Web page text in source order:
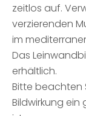
zeitlos auf.
verzierenden
im
Das
erhältlich.
Bitte beachten
Bildwirkung